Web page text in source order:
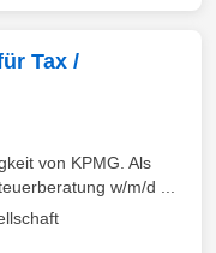
Tax /
von KPMG. Als
w/m/d ...